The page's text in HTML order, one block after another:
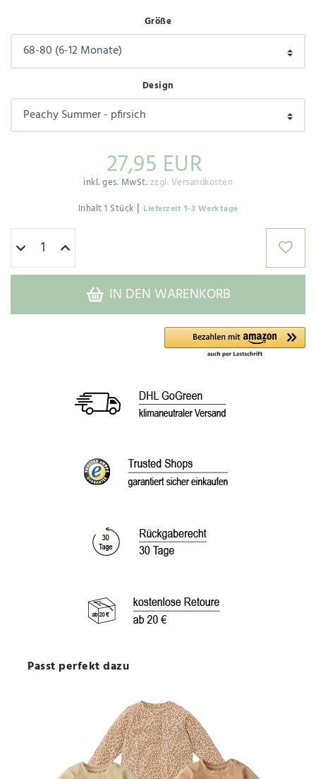
Größe
Design
27,95 EUR
inkl. ges. MwSt.zzgl. Versandkosten
Inhalt1 Stück | Lieferzeit 1-3 Werktage
IN DEN WARENKORB
Passt perfekt dazu